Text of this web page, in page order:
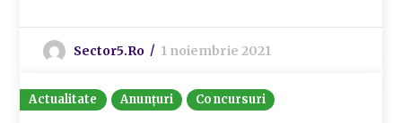
Sector5.ro 1 noiembrie 2021
Actualitate Anunțuri Concursuri